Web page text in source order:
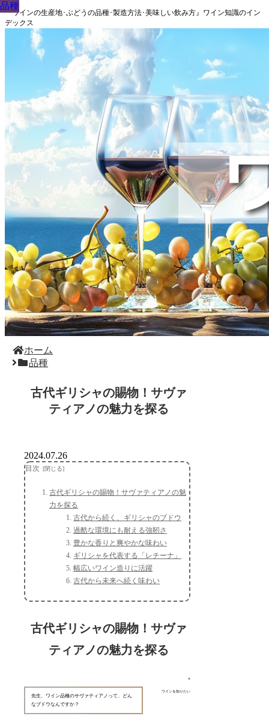
『ワインの生産地･ぶどうの品種･製造方法･美味しい飲み方』ワイン知識のイン
デックス
ホーム
品種
古代ギリシャの賜物！サヴァ
ティアノの魅力を探る
品種
2024.07.26
目次
古代ギリシャの賜物！サヴァティアノの魅
力を探る
古代から続く、ギリシャのブドウ
過酷な環境にも耐える強靭さ
豊かな香りと爽やかな味わい
ギリシャを代表する「レチーナ」
幅広いワイン造りに活躍
古代から未来へ続く味わい
古代ギリシャの賜物！サヴァ
ティアノの魅力を探る
ワインを知りたい
先生、ワイン品種のサヴァティアノって、どん
なブドウなんですか？
品種
品種
品種
品種
品種
品種
品種
品種